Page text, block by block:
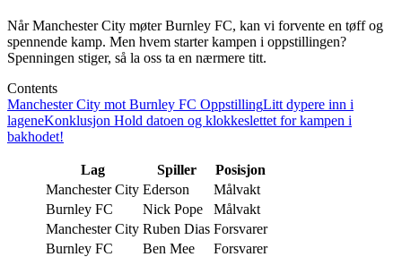
Når Manchester City møter Burnley FC, kan vi forvente en tøff og
spennende kamp. Men hvem starter kampen i oppstillingen?
Spenningen stiger, så la oss ta en nærmere titt.
Contents
Manchester City mot Burnley FC OppstillingLitt dypere inn i
lageneKonklusjon Hold datoen og klokkeslettet for kampen i
bakhodet!
Lag Spiller
Posisjon
Manchester City Ederson
Målvakt
Burnley FC
Nick Pope
Målvakt
Manchester City Ruben Dias Forsvarer
Burnley FC
Ben Mee Forsvarer